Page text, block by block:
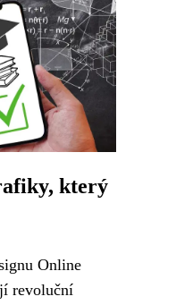
který
Online
revoluční